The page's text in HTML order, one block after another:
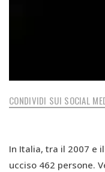
CONDIVIDI SUI SOCIAL
In Italia, tra il 2007 e
ucciso 462 persone.